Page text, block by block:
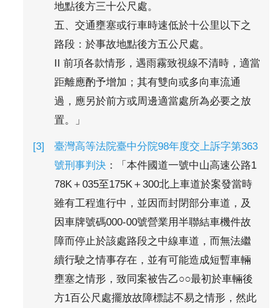
地點後方三十公尺處。
五、交通壅塞或行車時速低於十公里以下之
路段：於事故地點後方五公尺處。
II 前項各款情形，遇雨霧致視線不清時，適當
距離應酌予增加；其有雙向或多向車流通
過，應另於前方或周邊適當處所為必要之放
置。」
臺灣高等法院臺中分院98年度交上訴字第363
號刑事判決 ：「本件國道一號中山高速公路1
78K＋035至175K＋300北上車道於案發當時
雖有工程進行中，並因而封閉部分車道，及
因車牌號碼000-00號營業用半聯結車機件故
障而停止於該處路段之中線車道，而無法繼
續行駛之情事存在，並有可能造成短暫車輛
壅塞之情形，致同案被告乙○○最初於車輛後
方1百公尺處擺放故障標誌不易之情形，然此